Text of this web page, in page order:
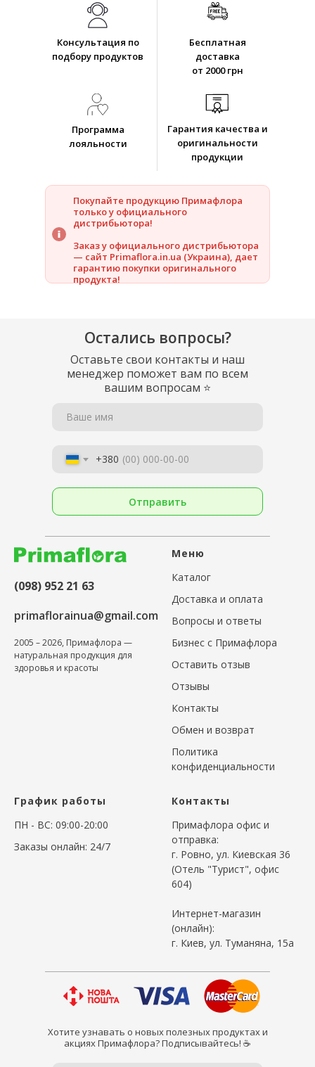
Консультация по
подбору продуктов
Бесплатная
доставка
от 2000 грн
Программа
лояльности
Гарантия качества и
оригинальности
продукции
Покупайте продукцию Примафлора
только у официального
дистрибьютора!
Заказ у официального дистрибьютора
— сайт Primaflora.in.ua (Украина), дает
гарантию покупки оригинального
продукта!
Остались вопросы?
Оставьте свои контакты и наш
менеджер поможет вам по всем
вашим вопросам ⭐
Ваше имя
+380
Отправить
(098) 952 21 63
primaflorainua@gmail.com
2005 – 2026, Примафлора —
натуральная продукция для
здоровья и красоты
Меню
Каталог
Доставка и оплата
Вопросы и ответы
Бизнес с Примафлора
Оставить отзыв
Отзывы
Контакты
Обмен и возврат
Политика
конфиденциальности
График работы
ПН - ВС: 09:00-20:00
Заказы онлайн: 24/7
Контакты
Примафлора офис и
отправка:
г. Ровно, ул. Киевская 36
(Отель "Турист", офис
604)
Интернет-магазин
(онлайн):
г. Киев, ул. Туманяна, 15а
Хотите узнавать о новых полезных продуктах и
акциях Примафлора? Подписывайтесь! ☕